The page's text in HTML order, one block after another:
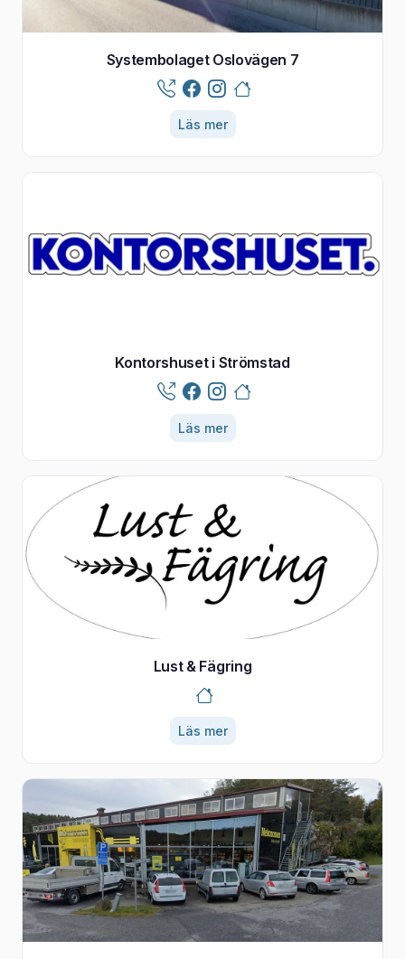
Systembolaget Oslovägen 7
Läs mer
Kontorshuset i Strömstad
Läs mer
Lust & Fägring
Läs mer